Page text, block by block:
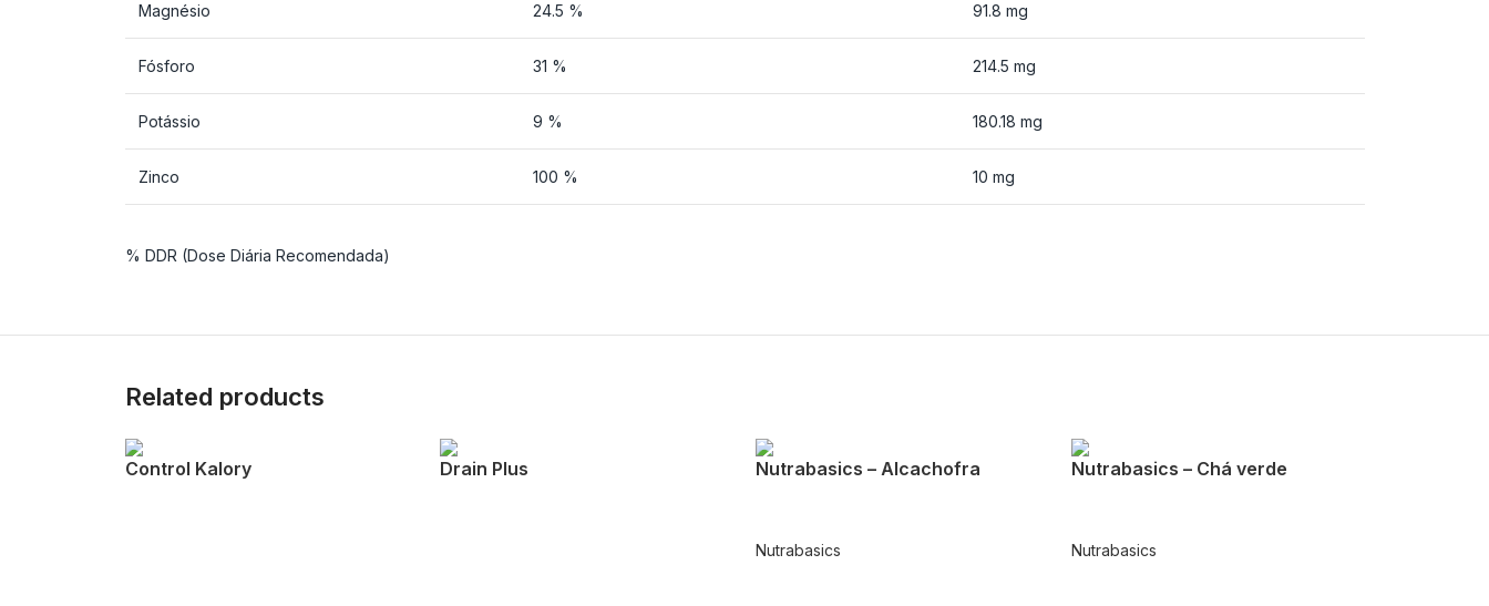
Magnésio 24.5 % 91.8 mg
Fósforo 31 % 214.5 mg
Potássio 9 % 180.18 mg
Zinco 100 % 10 mg
% DDR (Dose Diária Recomendada)
Related products
Control Kalory Drain Plus Nutrabasics – Alcachofra
Nutrabasics
Nutrabasics – Chá verde
Nutrabasics